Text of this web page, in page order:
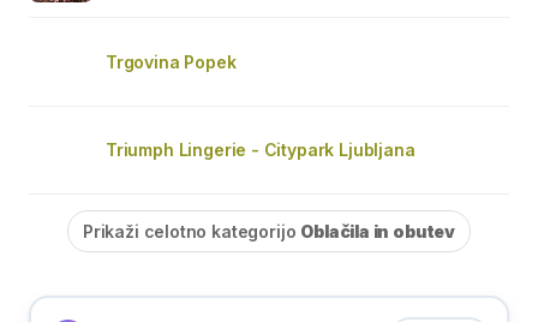
Trgovina Popek
Triumph Lingerie - Citypark Ljubljana
Prikaži celotno kategorijo Oblačila in obutev